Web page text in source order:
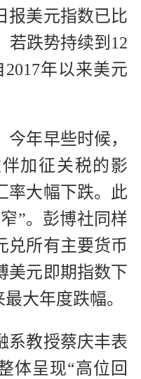
报美元指数已比
若跌势持续到12
年以来美元
年早些时候，
加征关税的影
率大幅下跌。此
”。彭博社同样
兑所有主要货币
美元即期指数下
大年度跌幅。
系教授蔡庆丰表
体呈现“高位回